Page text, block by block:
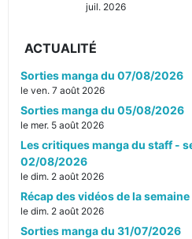
juil. 2026
ACTUALITÉ
Sorties manga du 07/08/2026
le ven. 7 août 2026
Sorties manga du 05/08/2026
le mer. 5 août 2026
Les critiques manga du staff -
02/08/2026
le dim. 2 août 2026
Récap des vidéos de la semaine
le dim. 2 août 2026
Sorties manga du 31/07/2026